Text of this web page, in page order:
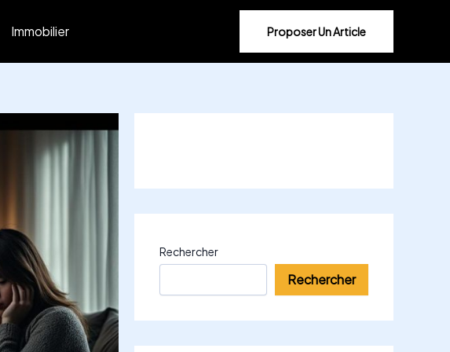
Immobilier Proposer Un Article
Rechercher
Rechercher